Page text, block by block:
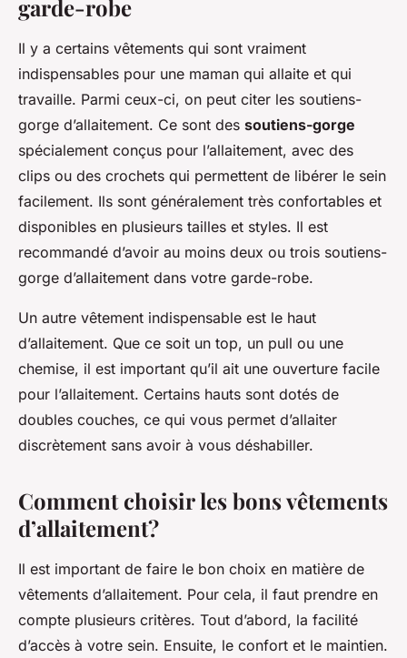
garde-robe
Il y a certains vêtements qui sont vraiment
indispensables pour une maman qui allaite et qui
travaille. Parmi ceux-ci, on peut citer les soutiens-
gorge d’allaitement. Ce sont des soutiens-gorge
spécialement conçus pour l’allaitement, avec des
clips ou des crochets qui permettent de libérer le sein
facilement. Ils sont généralement très confortables et
disponibles en plusieurs tailles et styles. Il est
recommandé d’avoir au moins deux ou trois soutiens-
gorge d’allaitement dans votre garde-robe.
Un autre vêtement indispensable est le haut
d’allaitement. Que ce soit un top, un pull ou une
chemise, il est important qu’il ait une ouverture facile
pour l’allaitement. Certains hauts sont dotés de
doubles couches, ce qui vous permet d’allaiter
discrètement sans avoir à vous déshabiller.
Comment choisir les bons vêtements
d’allaitement?
Il est important de faire le bon choix en matière de
vêtements d’allaitement. Pour cela, il faut prendre en
compte plusieurs critères. Tout d’abord, la facilité
d’accès à votre sein. Ensuite, le confort et le maintien.